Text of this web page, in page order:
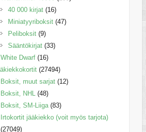
40 000 kirjat (16)
Miniatyyriboksit (47)
Peliboksit (9)
Sääntökirjat (33)
White Dwarf (16)
(27494)
Boksit, muut sarjat (12)
Boksit, NHL (48)
Boksit, SM-Liiga (83)
Irtokortit jääkiekko (voit myös tarjota)
(27049)